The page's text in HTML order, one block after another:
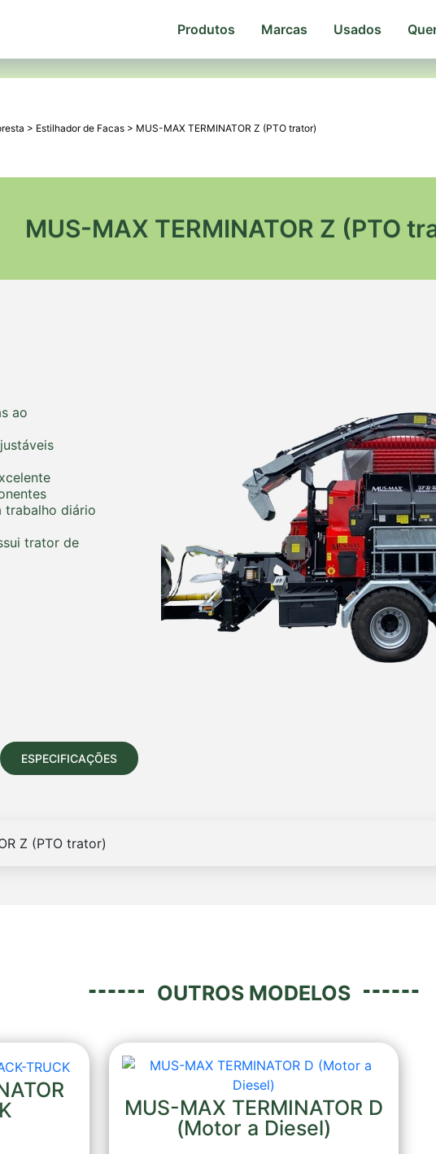
Produtos Marcas Usados
> Estilhador de Facas > MUS-MAX TERMINATOR Z (PTO trator)
MUS-MAX TERMINATOR Z (PTO
ao
trabalho diário
trator de
ESPECIFICAÇÕES
OUTROS MODELOS
MUS-MAX TERMINATOR D
(Motor a Diesel)